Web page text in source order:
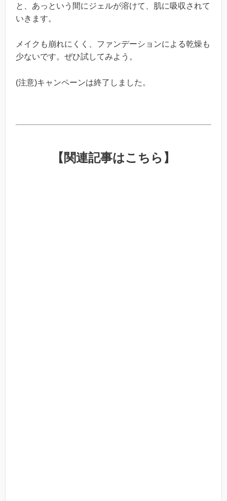
と、あっという間にジェルが溶けて、肌に吸収されて
いきます。
メイクも崩れにくく、ファンデーションによる乾燥も
少ないです。ぜひ試してみよう。
(注意)キャンペーンは終了しました。
【関連記事はこちら】